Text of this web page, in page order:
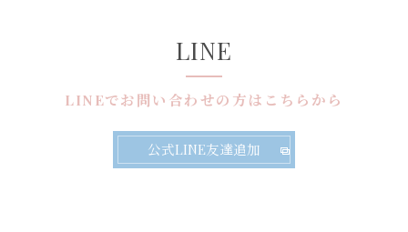
LINEでお問い合わせの方はこちらから
LINE
公式LINE友達追加